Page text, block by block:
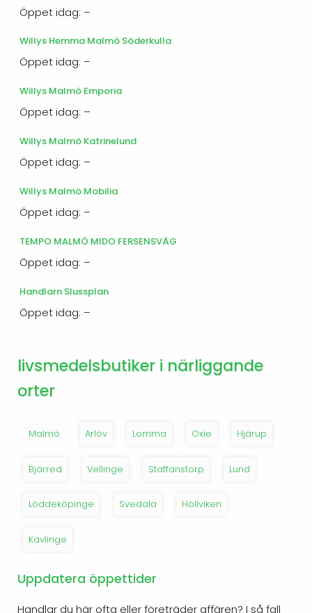
Öppet idag: –
Willys Hemma Malmö Söderkulla
Öppet idag: –
Willys Malmö Emporia
Öppet idag: –
Willys Malmö Katrinelund
Öppet idag: –
Willys Malmö Mobilia
Öppet idag: –
TEMPO MALMÖ MIDO FERSENSVÄG
Öppet idag: –
Handlarn Slussplan
Öppet idag: –
livsmedelsbutiker i närliggande
orter
Malmö Arlöv Lomma Oxie Hjärup
Bjärred Vellinge Staffanstorp Lund
Löddeköpinge Svedala Höllviken
Kävlinge
Uppdatera öppettider
Handlar du här ofta eller företräder affären? I så fall